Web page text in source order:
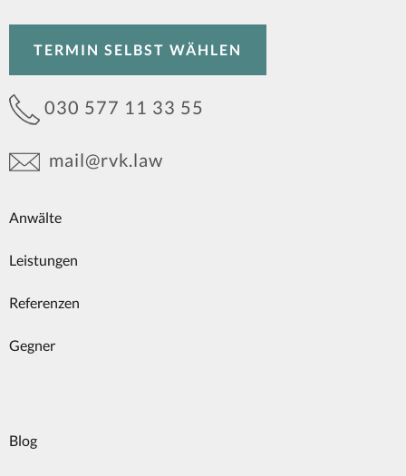
Anwälte
Leistungen
Referenzen
Gegner
Blog
TERMIN SELBST WÄHLEN
030 577 11 33 55
mail@rvk.law